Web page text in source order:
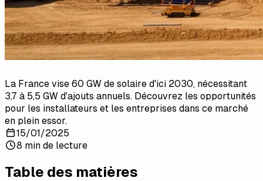
La France vise 60 GW de solaire d'ici 2030, nécessitant
3,7 à 5,5 GW d'ajouts annuels. Découvrez les opportunités
pour les installateurs et les entreprises dans ce marché
en plein essor.
15/01/2025
8 min de lecture
Table des matières